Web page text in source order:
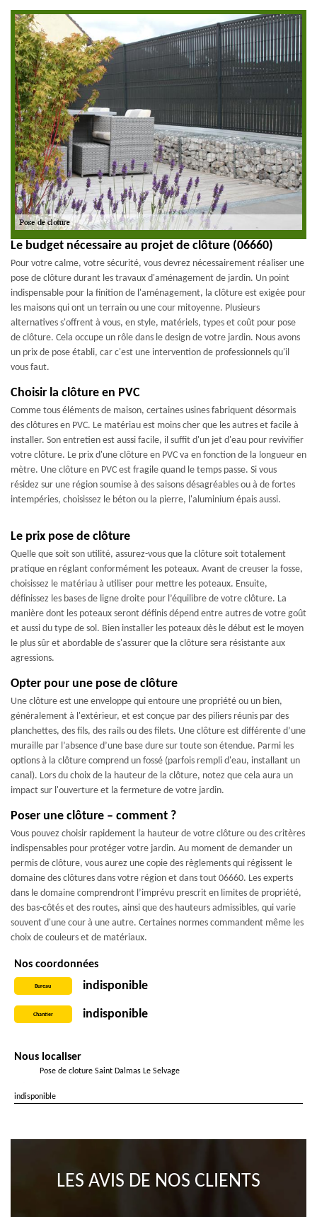
Le budget nécessaire au projet de clôture (06660)
Pour votre calme, votre sécurité, vous devrez nécessairement réaliser une
pose de clôture durant les travaux d'aménagement de jardin. Un point
indispensable pour la finition de l'aménagement, la clôture est exigée pour
les maisons qui ont un terrain ou une cour mitoyenne. Plusieurs
alternatives s'offrent à vous, en style, matériels, types et coût pour pose
de clôture. Cela occupe un rôle dans le design de votre jardin. Nous avons
un prix de pose établi, car c'est une intervention de professionnels qu'il
vous faut.
Choisir la clôture en PVC
Comme tous éléments de maison, certaines usines fabriquent désormais
des clôtures en PVC. Le matériau est moins cher que les autres et facile à
installer. Son entretien est aussi facile, il suffit d'un jet d'eau pour revivifier
votre clôture. Le prix d'une clôture en PVC va en fonction de la longueur en
mètre. Une clôture en PVC est fragile quand le temps passe. Si vous
résidez sur une région soumise à des saisons désagréables ou à de fortes
intempéries, choisissez le béton ou la pierre, l'aluminium épais aussi.
Le prix pose de clôture
Quelle que soit son utilité, assurez-vous que la clôture soit totalement
pratique en réglant conformément les poteaux. Avant de creuser la fosse,
choisissez le matériau à utiliser pour mettre les poteaux. Ensuite,
définissez les bases de ligne droite pour l’équilibre de votre clôture. La
manière dont les poteaux seront définis dépend entre autres de votre goût
et aussi du type de sol. Bien installer les poteaux dès le début est le moyen
le plus sûr et abordable de s'assurer que la clôture sera résistante aux
agressions.
Opter pour une pose de clôture
Une clôture est une enveloppe qui entoure une propriété ou un bien,
généralement à l'extérieur, et est conçue par des piliers réunis par des
planchettes, des fils, des rails ou des filets. Une clôture est différente d’une
muraille par l’absence d’une base dure sur toute son étendue. Parmi les
options à la clôture comprend un fossé (parfois rempli d'eau, installant un
canal). Lors du choix de la hauteur de la clôture, notez que cela aura un
impact sur l'ouverture et la fermeture de votre jardin.
Poser une clôture – comment ?
Vous pouvez choisir rapidement la hauteur de votre clôture ou des critères
indispensables pour protéger votre jardin. Au moment de demander un
permis de clôture, vous aurez une copie des règlements qui régissent le
domaine des clôtures dans votre région et dans tout 06660. Les experts
dans le domaine comprendront l’imprévu prescrit en limites de propriété,
des bas-côtés et des routes, ainsi que des hauteurs admissibles, qui varie
souvent d'une cour à une autre. Certaines normes commandent même les
choix de couleurs et de matériaux.
Nos coordonnées
Bureau indisponible
Chantier indisponible
Nous localiser
Pose de cloture Saint Dalmas Le Selvage
indisponible
LES AVIS DE NOS CLIENTS